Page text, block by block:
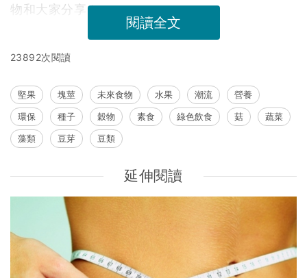
物和大家分享！
閱讀全文
23892次閱讀
堅果 塊莖 未來食物 水果 潮流
營養
環保
種子 穀物 素食 綠色飲食 菇
蔬菜
藻類
豆芽 豆類
延伸閱讀